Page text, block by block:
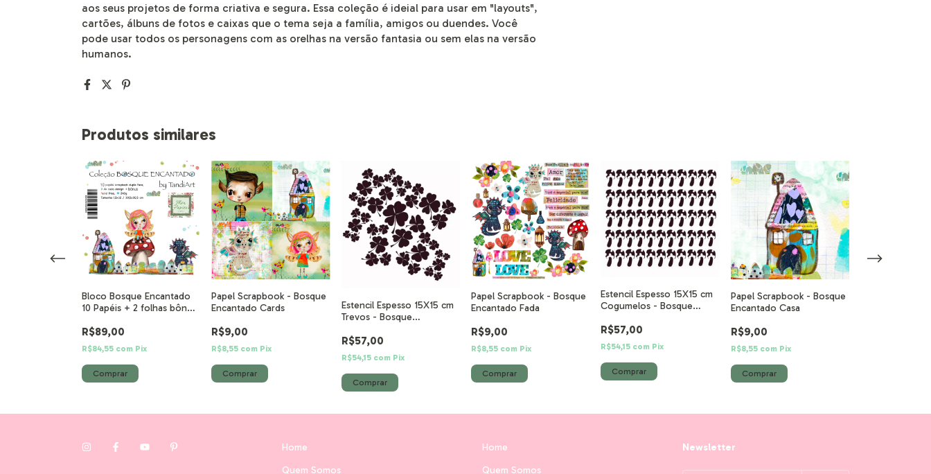
aos seus projetos de forma criativa e segura. Essa coleção é ideial para usar em "layouts",
cartões, álbuns de fotos e caixas que o tema seja a família, amigos ou duendes. Você
pode usar todos os personagens com as orelhas na versão fantasia ou sem elas na versão
humanos.
Produtos similares
Bloco Bosque Encantado
10 Papéis + 2 folhas bônus
R$89,00
R$84,55 com Pix
Papel Scrapbook - Bosque
Encantado Cards
R$9,00
R$8,55 com Pix
Estencil Espesso 15X15 cm
Trevos - Bosque
R$57,00
R$54,15 com Pix
Papel Scrapbook - Bosque
Encantado Fada
R$9,00
R$8,55 com Pix
Estencil Espesso 15X15 cm
Cogumelos - Bosque
R$57,00
R$54,15 com Pix
Papel Scrapbook - Bosque
Encantado Casa
R$9,00
R$8,55 com Pix
Home
Quem Somos
Home
Quem Somos
Newsletter